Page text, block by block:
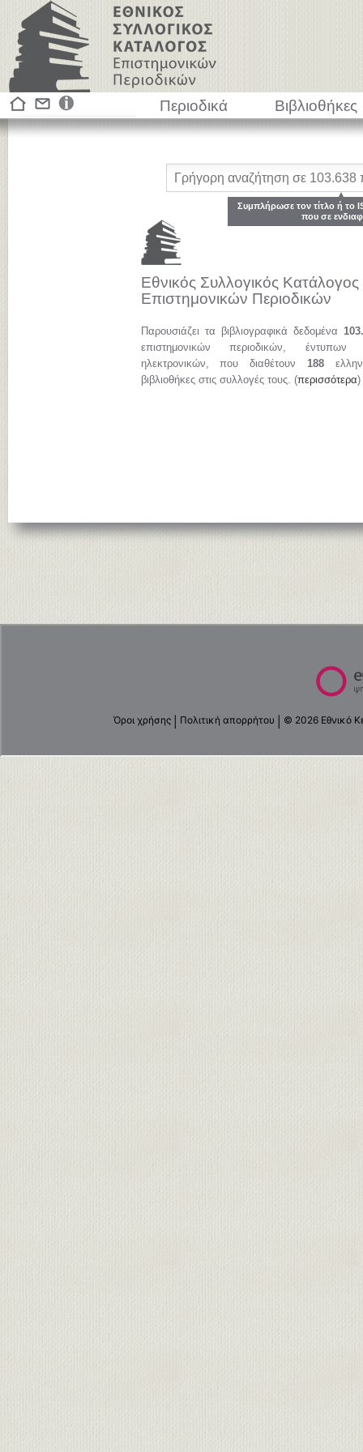
Περιοδικά Βιβλιοθήκες
Εθνικός Συλλογικός Κατάλογος
Επιστημονικών Περιοδικών
Παρουσιάζει τα βιβλιογραφικά δεδομένα
επιστημονικών περιοδικών, έντυπων
ηλεκτρονικών, που διαθέτουν 188
βιβλιοθήκες στις συλλογές τους. (περισσότερα)
Συμπλήρωσε τον τίτλο ή το
που σε